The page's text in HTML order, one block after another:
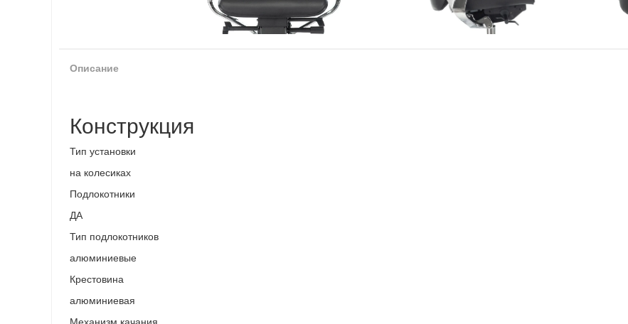
Описание
Конструкция
Тип установки
на колесиках
Подлокотники
ДА
Тип подлокотников
алюминиевые
Крестовина
алюминиевая
Механизм качания